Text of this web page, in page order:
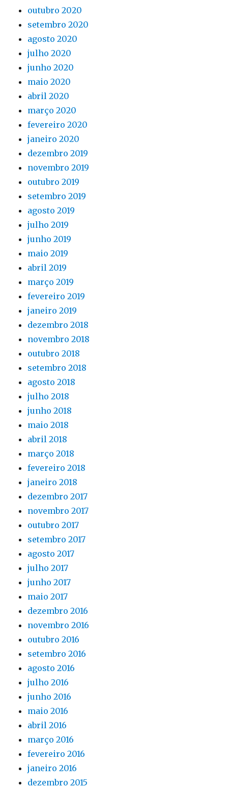
outubro 2020
setembro 2020
agosto 2020
julho 2020
junho 2020
maio 2020
abril 2020
março 2020
fevereiro 2020
janeiro 2020
dezembro 2019
novembro 2019
outubro 2019
setembro 2019
agosto 2019
julho 2019
junho 2019
maio 2019
abril 2019
março 2019
fevereiro 2019
janeiro 2019
dezembro 2018
novembro 2018
outubro 2018
setembro 2018
agosto 2018
julho 2018
junho 2018
maio 2018
abril 2018
março 2018
fevereiro 2018
janeiro 2018
dezembro 2017
novembro 2017
outubro 2017
setembro 2017
agosto 2017
julho 2017
junho 2017
maio 2017
dezembro 2016
novembro 2016
outubro 2016
setembro 2016
agosto 2016
julho 2016
junho 2016
maio 2016
abril 2016
março 2016
fevereiro 2016
janeiro 2016
dezembro 2015